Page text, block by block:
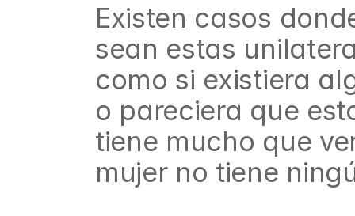
Existen casos
sean estas
como si existiera
o pareciera que
tiene mucho que
mujer no tiene